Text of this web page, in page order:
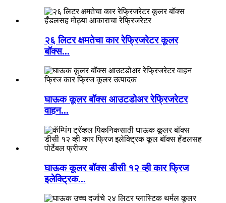
२६ लिटर क्षमतेचा कार रेफ्रिजरेटर कूलर
बॉक्स...
घाऊक कूलर बॉक्स आउटडोअर रेफ्रिजरेटर
वाहन...
घाऊक कूलर बॉक्स डीसी १२ व्ही कार फ्रिज
इलेक्ट्रिक...